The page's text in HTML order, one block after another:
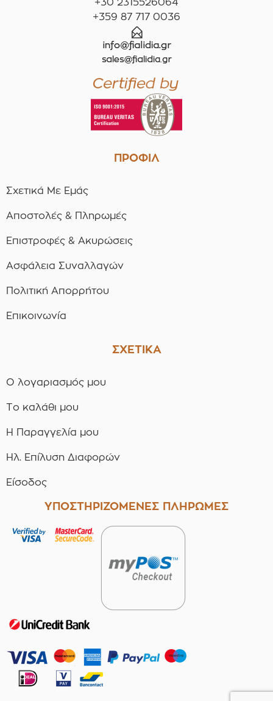
+30 2315526064
+359 87 717 0036
ΠΡΟΦΙΛ
Σχετικά Με Εμάς
Αποστολές & Πληρωμές
Επιστροφές & Ακυρώσεις
Ασφάλεια Συναλλαγών
Πολιτική Απορρήτου
Επικοινωνία
ΣΧΕΤΙΚΑ
Ο λογαριασμός μου
Το καλάθι μου
Η Παραγγελία μου
Ηλ. Επίλυση Διαφορών
Είσοδος
ΥΠΟΣΤΗΡΙΖΟΜΕΝΕΣ ΠΛΗΡΩΜΕΣ